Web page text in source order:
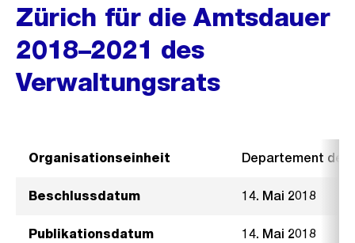
Zürich für die Amtsdauer
2018–2021 des
Verwaltungsrats
Organisationseinheit Departement der
Beschlussdatum 14. Mai 2018
Publikationsdatum 14. Mai 2018